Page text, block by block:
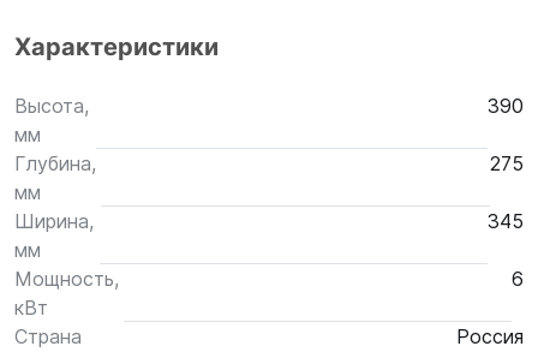
Характеристики
Высота,
мм
390
Глубина,
мм
275
Ширина,
мм
345
Мощность,
кВт
6
Страна
Россия